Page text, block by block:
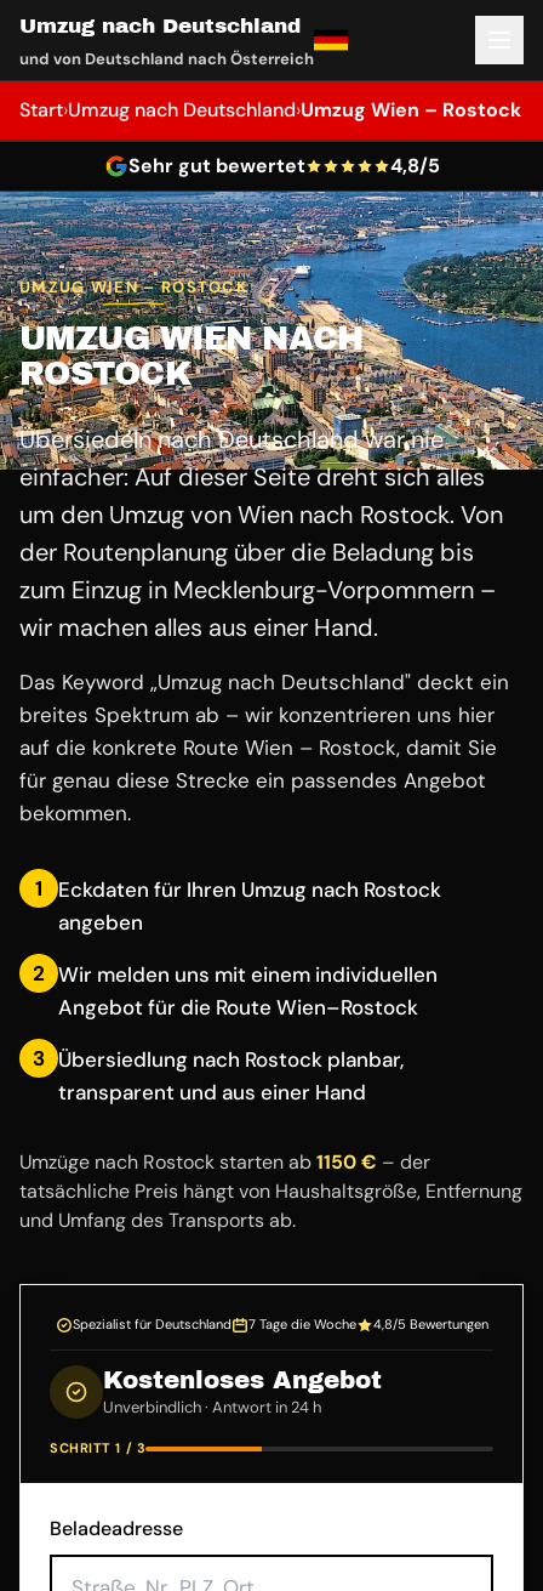
Umzug nach Deutschland
und von Deutschland nach Österreich
Start›Umzug nach Deutschland›Umzug Wien – Rostock
Sehr gut bewertet 4,8/5
UMZUG WIEN – ROSTOCK
UMZUG WIEN NACH
ROSTOCK
Übersiedeln nach Deutschland war nie
einfacher: Auf dieser Seite dreht sich alles
um den Umzug von Wien nach Rostock. Von
der Routenplanung über die Beladung bis
zum Einzug in Mecklenburg-Vorpommern –
wir machen alles aus einer Hand.
Das Keyword „Umzug nach Deutschland" deckt ein
breites Spektrum ab – wir konzentrieren uns hier
auf die konkrete Route Wien – Rostock, damit Sie
für genau diese Strecke ein passendes Angebot
bekommen.
1
Eckdaten für Ihren Umzug nach Rostock
angeben
2 Wir melden uns mit einem individuellen
Angebot für die Route Wien–Rostock
3 Übersiedlung nach Rostock planbar,
transparent und aus einer Hand
Umzüge nach Rostock starten ab1150 € – der
tatsächliche Preis hängt von Haushaltsgröße, Entfernung
und Umfang des Transports ab.
Spezialist für Deutschland 7 Tage die Woche 4,8/5 Bewertungen
Kostenloses Angebot
Unverbindlich · Antwort in 24 h
SCHRITT 1 / 3
Beladeadresse